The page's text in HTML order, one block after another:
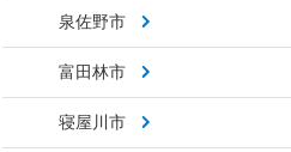
泉佐野市
富田林市
寝屋川市